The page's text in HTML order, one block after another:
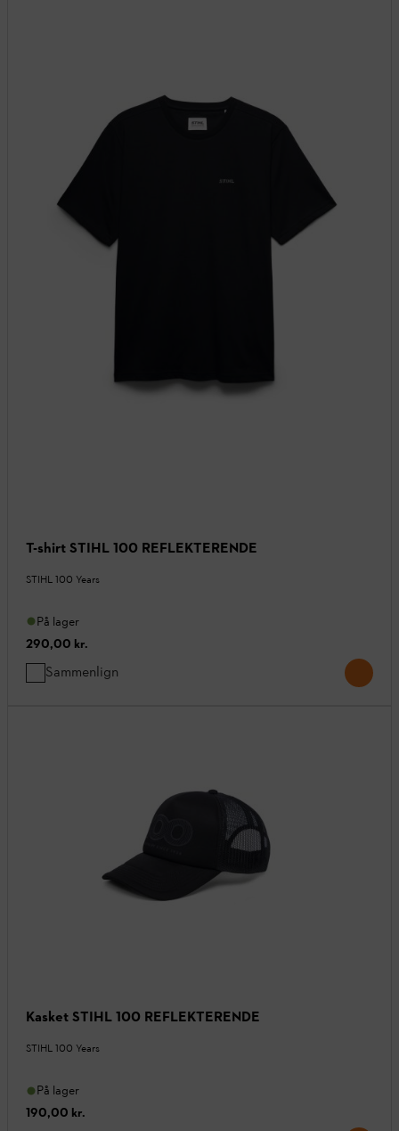
T-shirt STIHL 100 REFLEKTERENDE
STIHL 100 Years
På lager
290,00 kr.
Sammenlign
Kasket STIHL 100 REFLEKTERENDE
STIHL 100 Years
På lager
190,00 kr.